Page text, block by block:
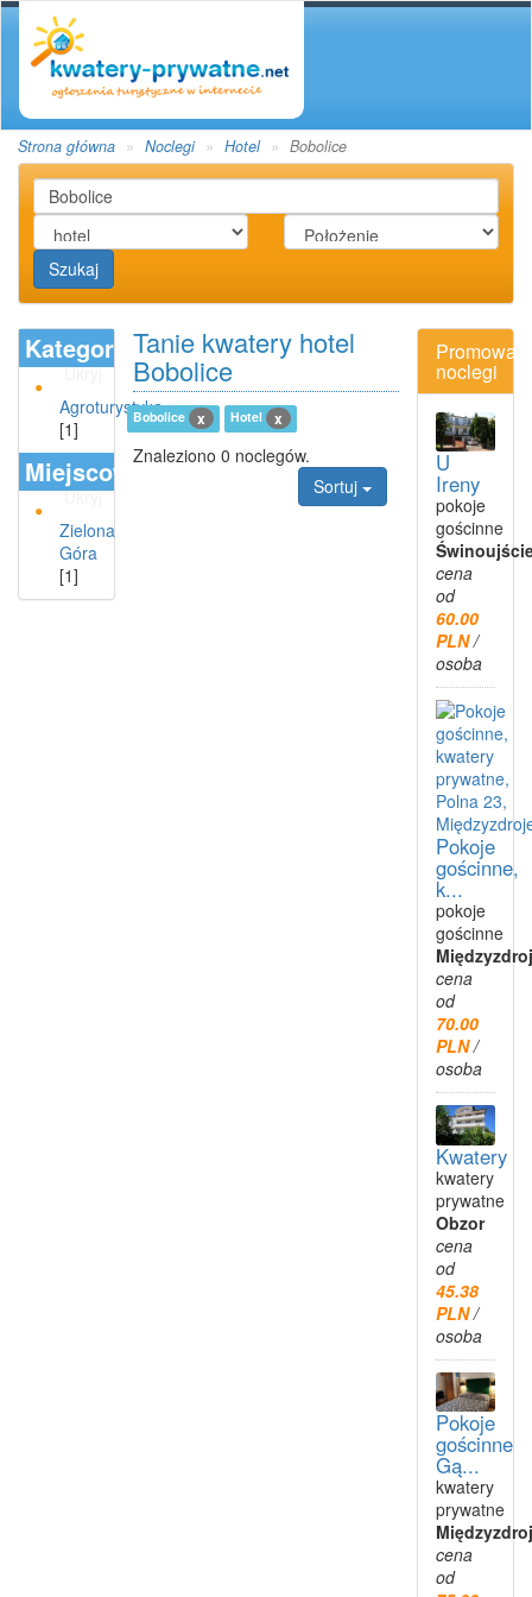
Strona główna Noclegi Hotel Bobolice
Szukaj
Kategoria
Ukryj
Agroturystyka
[1]
Miejscowości
Ukryj
Zielona
Góra
[1]
Tanie kwatery hotel
Bobolice
Bobolice x Hotel x
Znaleziono 0 noclegów.
Sortuj
noclegi
U
Ireny
pokoje
gościnne
cena
od
60.00
PLN/
osoba
Pokoje
gościnne,
k...
pokoje
gościnne
cena
od
70.00
PLN/
osoba
Kwatery
kwatery
prywatne
Obzor
cena
od
45.38
PLN/
osoba
Pokoje
gościnne
Gą...
kwatery
prywatne
cena
od